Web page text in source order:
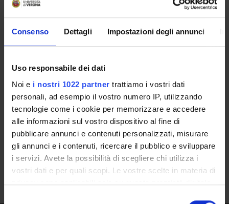
Consenso Dettagli Impostazioni degli annunci
Uso responsabile dei dati
Noi e i nostri 1022 partner trattiamo i vostri dati
personali, ad esempio il vostro numero IP, utilizzando
tecnologie come i cookie per memorizzare e accedere
alle informazioni sul vostro dispositivo al fine di
pubblicare annunci e contenuti personalizzati, misurare
gli annunci e i contenuti, ricercare il pubblico e sviluppare
i servizi. Avete la possibilità di scegliere chi utilizza i
vostri dati e per quali scopi. Le vostre scelte in materia di
privacy sono applicabili solo su questa proprietà digitale
30/10/2025
Chiamata - pubblicata all'albo il
28/11/2025
IT | 215Kb